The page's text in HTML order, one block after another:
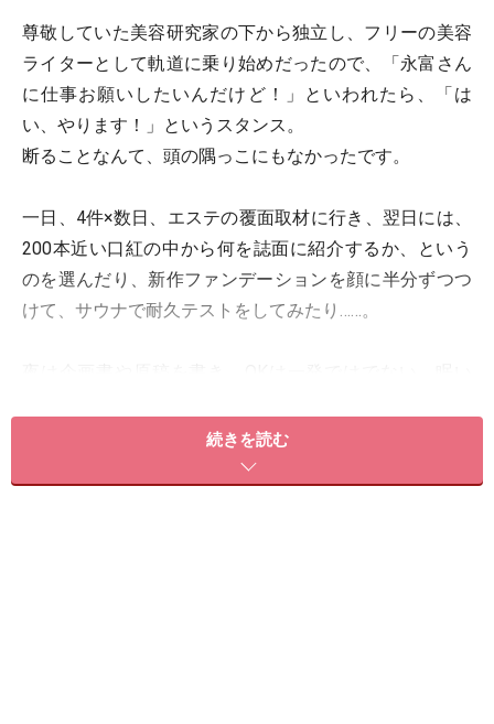
尊敬していた美容研究家の下から独立し、フリーの美容
ライターとして軌道に乗り始めだったので、「永富さん
に仕事お願いしたいんだけど！」といわれたら、「は
い、やります！」というスタンス。
断ることなんて、頭の隅っこにもなかったです。
一日、4件×数日、エステの覆面取材に行き、翌日には、
200本近い口紅の中から何を誌面に紹介するか、という
のを選んだり、新作ファンデーションを顔に半分ずつつ
けて、サウナで耐久テストをしてみたり……。
し……。時間と体力の戦いの日々漬けだったなぁ、と。
続きを読む